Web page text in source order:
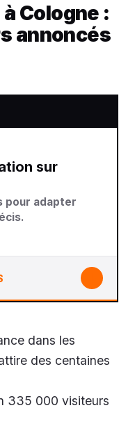
Cologne :
annoncés
pour adapter
dans les
des centaines
335 000 visiteurs